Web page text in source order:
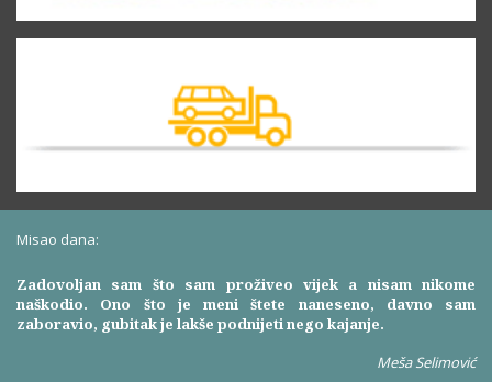
Misao dana:
Zadovoljan sam što sam proživeo vijek a nisam nikome
naškodio. Ono što je meni štete naneseno, davno sam
zaboravio, gubitak je lakše podnijeti nego kajanje.
Meša Selimović